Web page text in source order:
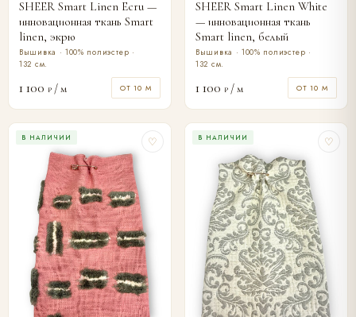
SHEER Smart Linen Ecru —
инновационная ткань Smart
linen, экрю
Вышивка · 100% полиэстер ·
132 см.
1 100 ₽ / м ОТ 10 М
SHEER Smart Linen White
— инновационная ткань
Smart linen, белый
Вышивка · 100% полиэстер ·
132 см.
1 100 ₽ / м ОТ 10 М
В НАЛИЧИИ ♡ В НАЛИЧИИ ♡